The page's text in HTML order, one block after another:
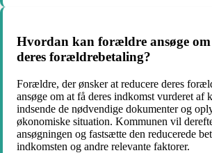
Hvordan kan forældre ansøge om
deres forældrebetaling?
Forældre, der ønsker at reducere deres
ansøge om at få deres indkomst vurderet af
indsende de nødvendige dokumenter og
økonomiske situation. Kommunen vil
ansøgningen og fastsætte den reducerede
indkomsten og andre relevante faktorer.